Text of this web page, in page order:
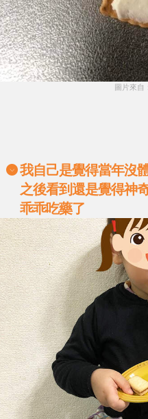
圖片來自
我自己是覺得當年沒
之後看到還是覺得神
乖乖吃藥了